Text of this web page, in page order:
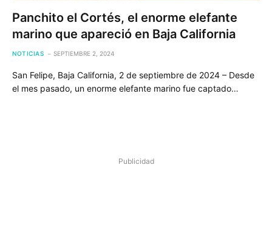
Panchito el Cortés, el enorme elefante
marino que apareció en Baja California
NOTICIAS SEPTIEMBRE 2, 2024
San Felipe, Baja California, 2 de septiembre de 2024 – Desde
el mes pasado, un enorme elefante marino fue captado…
Publicidad